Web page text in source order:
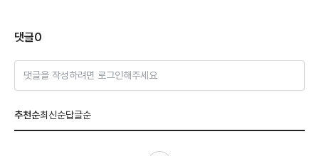
댓글0
댓글을 작성하려면 로그인해주세요
추천순최신순답글순